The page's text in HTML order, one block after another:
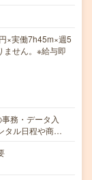
×実働7h45m×週5
ません。※給与即
務・データ入
タル日程や商…